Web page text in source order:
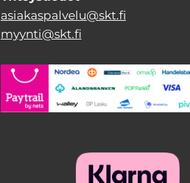
asiakaspalvelu@skt.fi
myynti@skt.fi